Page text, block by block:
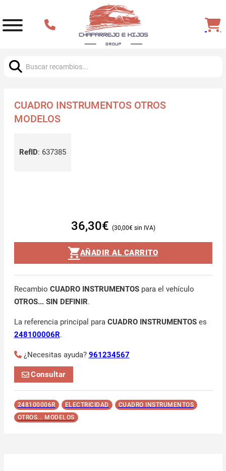
CUADRO INSTRUMENTOS OTROS
MODELOS
RefID: 637385
36,30€ 30,00€
AÑADIR AL CARRITO
Recambio CUADRO INSTRUMENTOSpara el vehículo
OTROS... SIN DEFINIR.
La referencia principal para CUADRO INSTRUMENTOSes
248100006R.
¿Necesitas ayuda? 961234567
Consultar
248100006R ELECTRICIDAD
CUADRO INSTRUMENTOS
OTROS... MODELOS